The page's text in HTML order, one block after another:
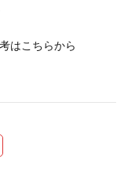
はこちらから